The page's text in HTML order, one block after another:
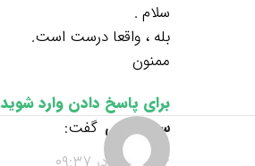
سلام .
بله ، واقعا درست است.
ممنون
برای پاسخ دادن وارد شوید
سید مهدی گفت: